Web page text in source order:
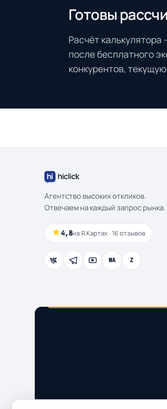
Готовы
Расчёт
после бесплатного
конкурентов,
Агентство высоких откликов.
Отвечаем на каждый запрос рынка.
★4,8на Я.Картах · 16 отзывов
WA Z